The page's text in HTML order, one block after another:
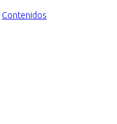
Contenidos